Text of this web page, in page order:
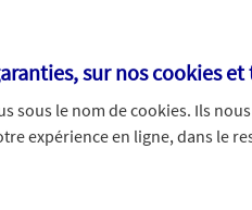
sur noscookies et
sous le nom decookies. Ils
expérience en ligne, dans le